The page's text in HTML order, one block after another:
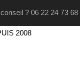
? 06 22 24 73 68
2008